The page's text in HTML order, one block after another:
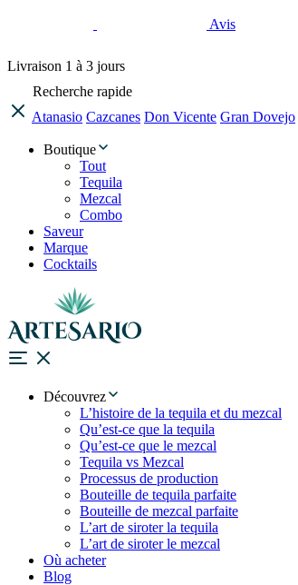
Avis
Livraison 1 à 3 jours
Recherche rapide
Atanasio Cazcanes Don Vicente Gran Dovejo
Boutique
Tout
Tequila
Mezcal
Combo
Saveur
Marque
Cocktails
Découvrez
L’histoire de la tequila et du mezcal
Qu’est-ce que la tequila
Qu’est-ce que le mezcal
Tequila vs Mezcal
Processus de production
Bouteille de tequila parfaite
Bouteille de mezcal parfaite
L’art de siroter la tequila
L’art de siroter le mezcal
Où acheter
Blog